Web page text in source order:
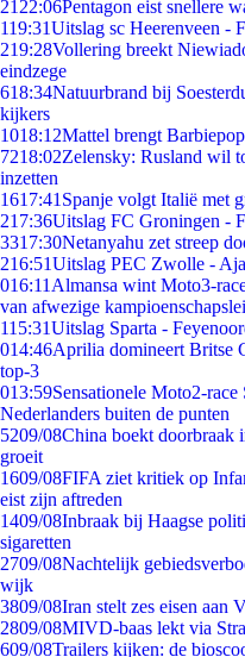
21 22:06Pentagon eist snellere
119:31Uitslag sc Heerenveen -
219:28Vollering breekt
eindzege
618:34Natuurbrand bij
kijkers
1018:12Mattel brengt
7218:02Zelensky: Rusland wil
inzetten
1617:41 Spanje volgt Italië met
217:36Uitslag FC Groningen -
3317:30Netanyahu zet streep
216:51Uitslag PEC Zwolle -
016:11 Almansa wint Moto3-
van afwezige
115:31Uitslag Sparta -
014:46Aprilia domineert Britse
top-3
013:59Sensationele Moto2-
Nederlanders buiten de punten
5209/08China boekt doorbraak
groeit
1609/08FIFA ziet kritiek op
eist zijn aftreden
1409/08Inbraak bij Haagse
sigaretten
2709/08Nachtelijk
wijk
3809/08Iran stelt zes eisen aan
2809/08MIVD-baas lekt via
609/08Trailers kijken: de